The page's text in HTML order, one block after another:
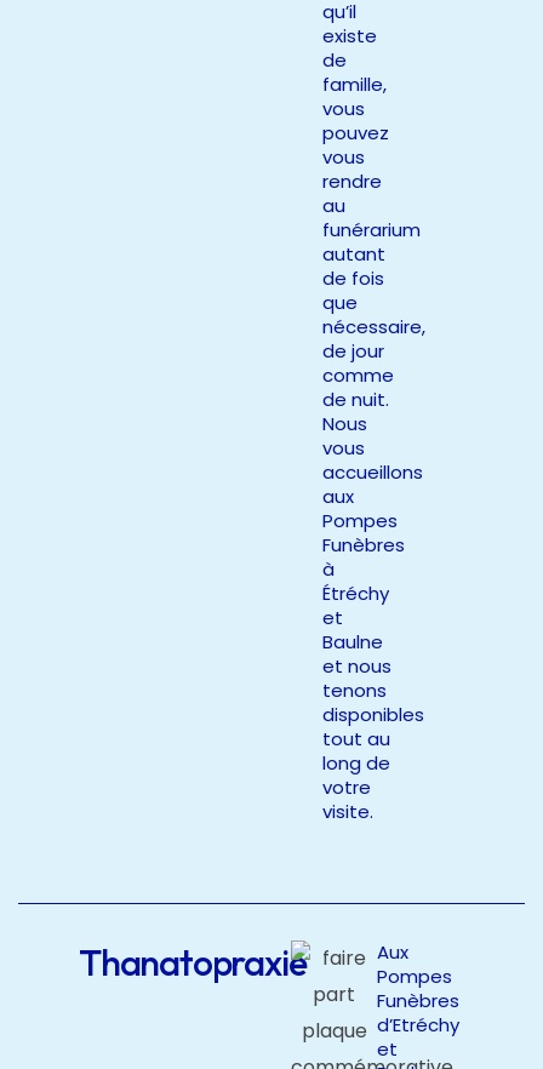
qu’il
existe
de
famille,
vous
pouvez
vous
rendre
au
funérarium
autant
de fois
que
nécessaire,
de jour
comme
de nuit.
Nous
vous
accueillons
aux
Pompes
Funèbres
à
Étréchy
et
Baulne
et nous
tenons
disponibles
tout au
long de
votre
visite.
Thanatopraxie
Aux
Pompes
Funèbres
d’Etréchy
et